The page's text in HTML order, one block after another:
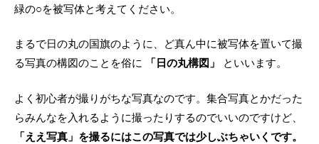
緑の○を被写体と考えてください。
まるで日の丸の国旗のように、ど真ん中に被写体を置いて撮
る写真の構図のことを俗に
「日の丸構図」 といいます。
よく初心者が撮りがちな写真なのです。集合写真とかだった
らみんなを入れるように撮ったりするのでいいのですけど、
「ええ写真」を撮るにはこの写真では少しぶちゃいくです。